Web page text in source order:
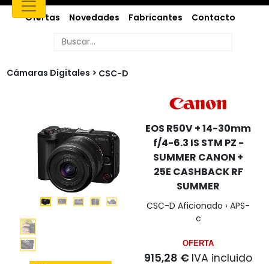
Ofertas Novedades Fabricantes Contacto
Cámaras Digitales CSC-D
EOS R50V + 14-30mm
f/4-6.3 IS STM PZ -
SUMMER CANON +
25E CASHBACK RF
SUMMER
CSC-D Aficionado › APS-
c
OFERTA
915,28 € IVA incluido